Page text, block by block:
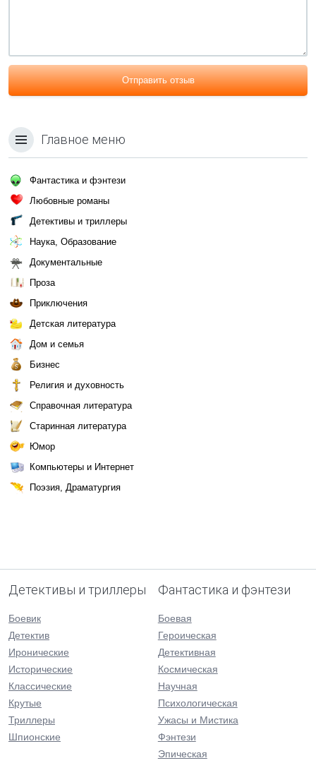
Отправить отзыв
Главное меню
Фантастика и фэнтези
Любовные романы
Детективы и триллеры
Наука, Образование
Документальные
Проза
Приключения
Детская литература
Дом и семья
Бизнес
Религия и духовность
Справочная литература
Старинная литература
Юмор
Компьютеры и Интернет
Поэзия, Драматургия
Детективы и триллеры
Боевик
Детектив
Иронические
Исторические
Классические
Крутые
Триллеры
Шпионские
Фантастика и фэнтези
Боевая
Героическая
Детективная
Космическая
Научная
Психологическая
Ужасы и Мистика
Фэнтези
Эпическая